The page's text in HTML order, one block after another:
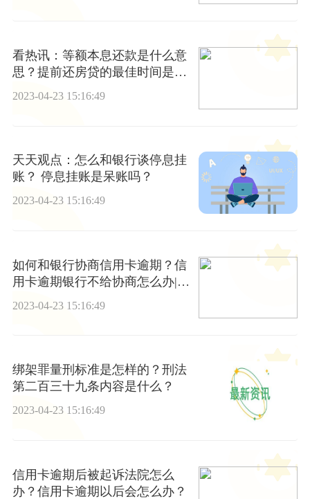
看热讯：等额本息还款是什么意
思？提前还房贷的最佳时间是什
么时候？
2023-04-23 15:16:49
天天观点：怎么和银行谈停息挂
账？ 停息挂账是呆账吗？
2023-04-23 15:16:49
如何和银行协商信用卡逾期？信
用卡逾期银行不给协商怎么办|世
2023-04-23 15:16:49
绑架罪量刑标准是怎样的？刑法
第二百三十九条内容是什么？
2023-04-23 15:16:49
信用卡逾期后被起诉法院怎么
办？信用卡逾期以后会怎么办？